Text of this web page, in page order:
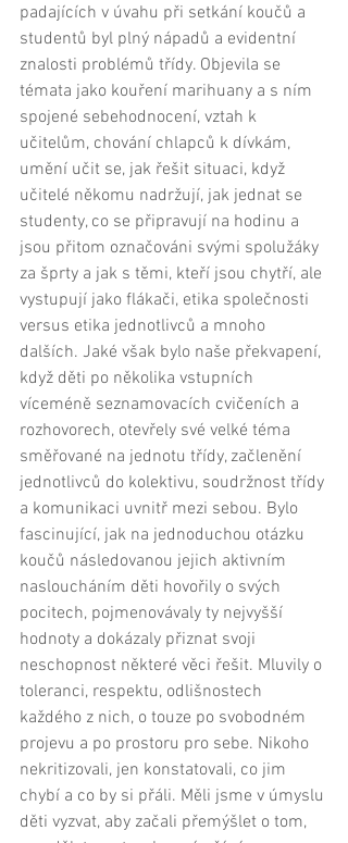
padajících v úvahu při setkání koučů a
studentů byl plný nápadů a evidentní
znalosti problémů třídy. Objevila se
témata jako kouření marihuany a s ním
spojené sebehodnocení, vztah k
učitelům, chování chlapců k dívkám,
umění učit se, jak řešit situaci, když
učitelé někomu nadržují, jak jednat se
studenty, co se připravují na hodinu a
jsou přitom označováni svými spolužáky
za šprty a jak s těmi, kteří jsou chytří, ale
vystupují jako flákači, etika společnosti
versus etika jednotlivců a mnoho
dalších. Jaké však bylo naše překvapení,
když děti po několika vstupních
víceméně seznamovacích cvičeních a
rozhovorech, otevřely své velké téma
směřované na jednotu třídy, začlenění
jednotlivců do kolektivu, soudržnost třídy
a komunikaci uvnitř mezi sebou. Bylo
fascinující, jak na jednoduchou otázku
koučů následovanou jejich aktivním
nasloucháním děti hovořily o svých
pocitech, pojmenovávaly ty nejvyšší
hodnoty a dokázaly přiznat svoji
neschopnost některé věci řešit. Mluvily o
toleranci, respektu, odlišnostech
každého z nich, o touze po svobodném
projevu a po prostoru pro sebe. Nikoho
nekritizovali, jen konstatovali, co jim
chybí a co by si přáli. Měli jsme v úmyslu
děti vyzvat, aby začali přemýšlet o tom,